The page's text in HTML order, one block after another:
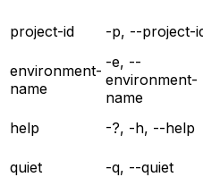
project-id -p, --project-
environment-
name
-e, --
environment-
name
help -?, -h, --help
quiet
-q, --quiet